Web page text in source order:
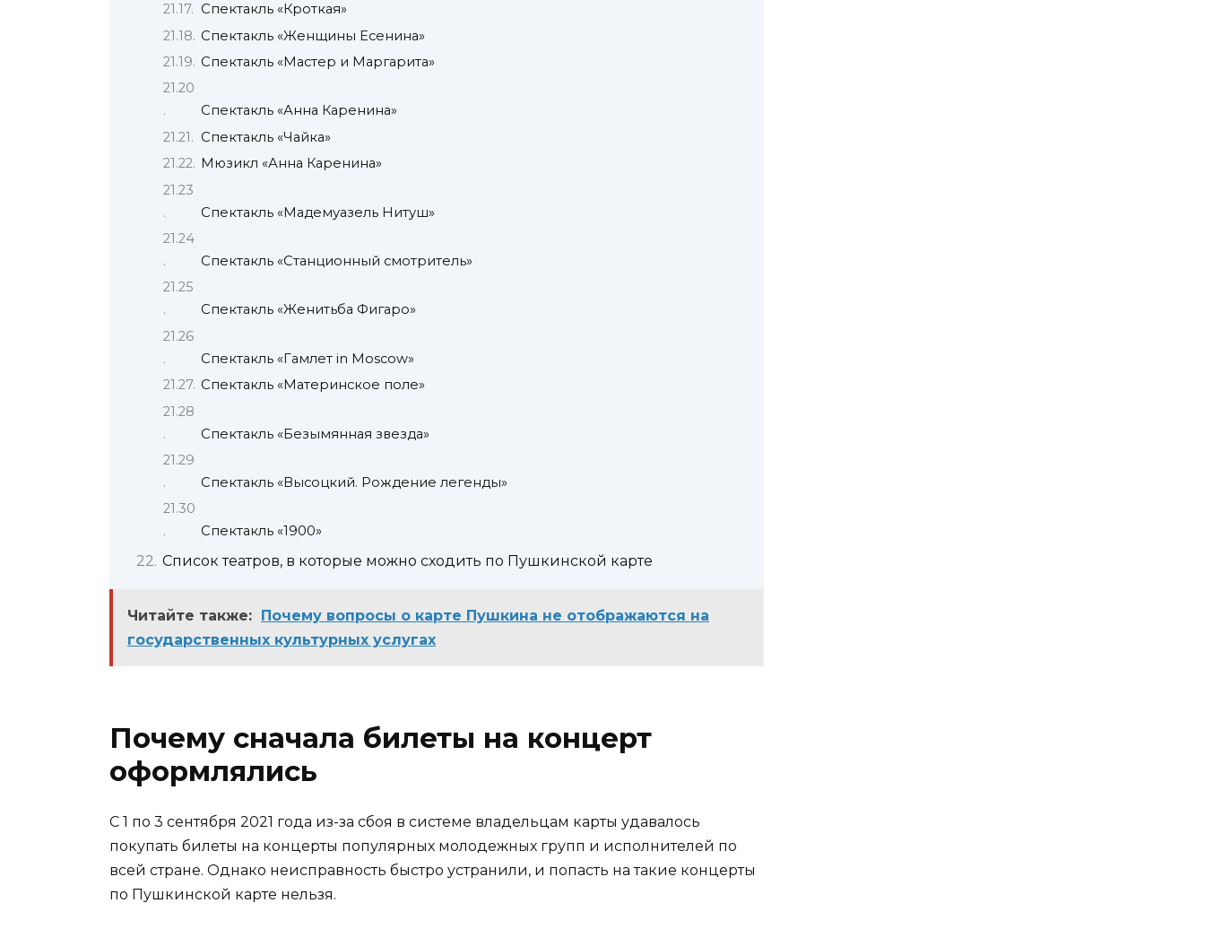
Спектакль «Кроткая»
Спектакль «Женщины Есенина»
Спектакль «Мастер и Маргарита»
Спектакль «Анна Каренина»
Спектакль «Чайка»
Мюзикл «Анна Каренина»
Спектакль «Мадемуазель Нитуш»
Спектакль «Станционный смотритель»
Спектакль «Женитьба Фигаро»
Спектакль «Гамлет in Moscow»
Спектакль «Материнское поле»
Спектакль «Безымянная звезда»
Спектакль «Высоцкий. Рождение легенды»
Спектакль «1900»
Список театров, в которые можно сходить по Пушкинской карте
Читайте также: Почему вопросы о карте Пушкина не отображаются на
государственных культурных услугах
Почему сначала билеты на концерт
оформлялись
С 1 по 3 сентября 2021 года из-за сбоя в системе владельцам карты удавалось
покупать билеты на концерты популярных молодежных групп и исполнителей по
всей стране. Однако неисправность быстро устранили, и попасть на такие концерты
по Пушкинской карте нельзя.